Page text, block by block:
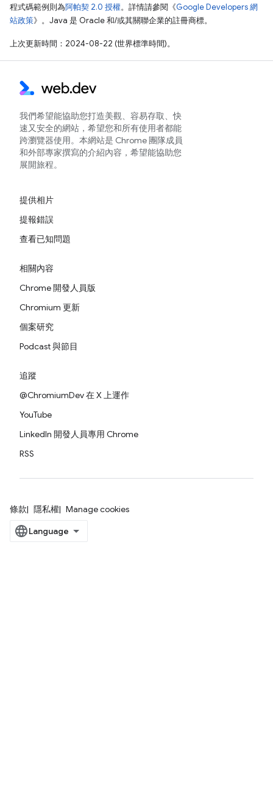
程式碼範例則為阿帕契 2.0 授權。詳情請參閱《Google Developers 網
站政策》。Java 是 Oracle 和/或其關聯企業的註冊商標。
上次更新時間：2024-08-22 (世界標準時間)。
我們希望能協助您打造美觀、容易存取、快
速又安全的網站，希望您和所有使用者都能
跨瀏覽器使用。本網站是 Chrome 團隊成員
和外部專家撰寫的介紹內容，希望能協助您
展開旅程。
提供相片
提報錯誤
查看已知問題
相關內容
Chrome 開發人員版
Chromium 更新
個案研究
Podcast 與節目
追蹤
@ChromiumDev 在 X 上運作
YouTube
LinkedIn 開發人員專用 Chrome
RSS
條款 隱私權 Manage cookies